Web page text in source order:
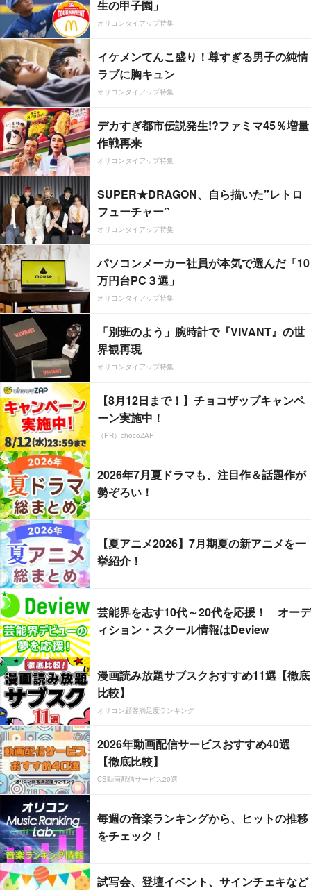
生の甲子園」
オリコンタイアップ特集
イケメンてんこ盛り！尊すぎる男子の純情
ラブに胸キュン
オリコンタイアップ特集
デカすぎ都市伝説発生!?ファミマ45％増量
作戦再来
オリコンタイアップ特集
SUPER★DRAGON、自ら描いた”レトロ
フューチャー”
オリコンタイアップ特集
パソコンメーカー社員が本気で選んだ「10
万円台PC３選」
オリコンタイアップ特集
「別班のよう」腕時計で『VIVANT』の世
界観再現
オリコンタイアップ特集
【8月12日まで！】チョコザップキャンペ
ーン実施中！
（PR）chocoZAP
2026年7月夏ドラマも、注目作＆話題作が
勢ぞろい！
【夏アニメ2026】7月期夏の新アニメを一
挙紹介！
芸能界を志す10代～20代を応援！ オーデ
ィション・スクール情報はDeview
漫画読み放題サブスクおすすめ11選【徹底
比較】
オリコン顧客満足度ランキング
2026年動画配信サービスおすすめ40選
【徹底比較】
CS動画配信サービス20選
毎週の音楽ランキングから、ヒットの推移
をチェック！
試写会、登壇イベント、サインチェキなど